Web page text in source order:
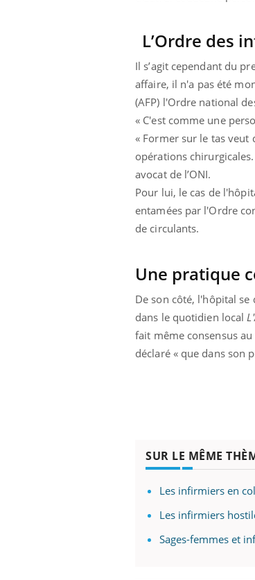
L’Ordre des
Il s’agit cependant du
affaire, il n'a pas été
(AFP) l'Ordre national
« C'est comme une
« Former sur le tas
opérations
avocat de l’ONI.
Pour lui, le cas de
entamées par l'Ordre
de circulants.
Une pratique
De son côté, l'hôpital se
dans le quotidien local
fait même consensus
déclaré « que dans son
SUR LE MÊME
Les infirmiers en
Les infirmiers
Sages-femmes et